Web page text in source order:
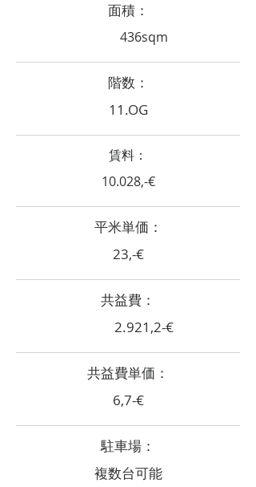
面積：
436sqm
階数：
11.OG
賃料：
10.028,-€
​平米単価：
23,-€
共益費：
2.921,2-€
共益費単価：
6,7-€
​駐車場：
複数台可能